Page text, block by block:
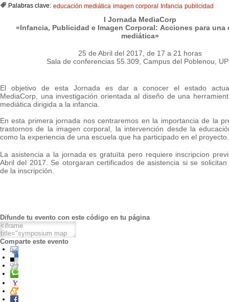
Palabras clave: educación mediática imagen corporal Infancia publicidad
I Jornada MediaCorp
«Infancia, Publicidad e Imagen Corporal: Acciones para una
mediática»
25 de Abril del 2017, de 17 a 21 horas
Sala de conferencias 55.309, Campus del Poblenou,
El objetivo de esta Jornada es dar a conocer el estado
MediaCorp, una investigación orientada al diseño de una
mediática dirigida a la infancia.
En esta primera jornada nos centraremos en la importancia de la
trastornos de la imagen corporal, la intervención desde la
como la experiencia de una escuela que ha participado en el proyecto.
La asistencia a la jornada es gratuïta pero requiere inscripcion
Abril del 2017. Se otorgaran certificados de asistencia si se
de la inscripción.
Difunde tu evento con este código en tu página
Comparte este evento